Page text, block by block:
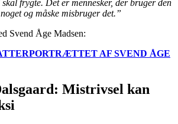
frygte. Det er mennesker, der bruger den
og måske misbruger det.”
Svend Åge Madsen:
AF SVEND ÅGE
Mistrivsel kan